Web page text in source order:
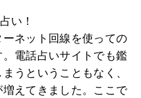
い！
ネット回線を使っての
電話占いサイトでも鑑
うということもなく、
えてきました。ここで